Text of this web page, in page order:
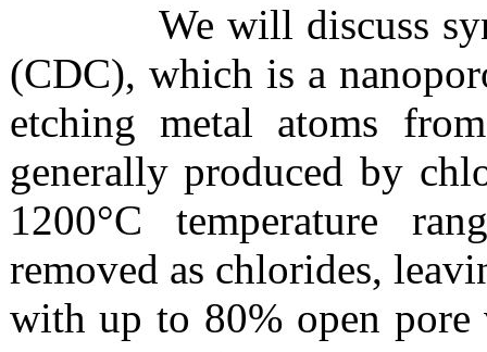
We will discuss
(CDC), which is a
etching metal atoms
generally produced by
1200°C temperature
removed as chlorides,
with up to 80% open